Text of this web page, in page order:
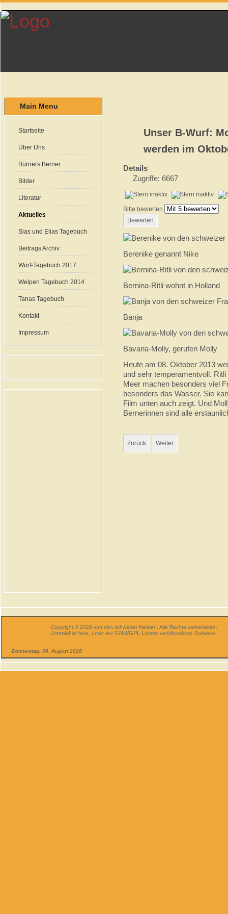
Main Menu
Startseite
Über Uns
Bürners Berner
Bilder
Literatur
Aktuelles
Sias und Elias Tagebuch
Beitrags Archiv
Wurf-Tagebuch 2017
Welpen Tagebuch 2014
Tanas Tagebuch
Kontakt
Impressum
Unser B-Wurf:
werden im
Details
Zugriffe: 6667
Bitte bewerten
Berenike genannt Nike
Bernina-Ritli wohnt in Holland
Banja
Bavaria-Molly, gerufen Molly
Heute am 08. Oktober 2013
und sehr temperamentvoll.
Meer machen besonders viel
besonders das Wasser. Sie
Film unten auch zeigt. Und
Bernerinnen sind alle
Zurück Weiter
Copyright © 2026 von den schweizer franken. Alle Rechte vorbehalten.
Joomla! ist freie, unter derGNU/GPL-Lizenz veröffentlichte Software.
Donnerstag, 06. August 2026